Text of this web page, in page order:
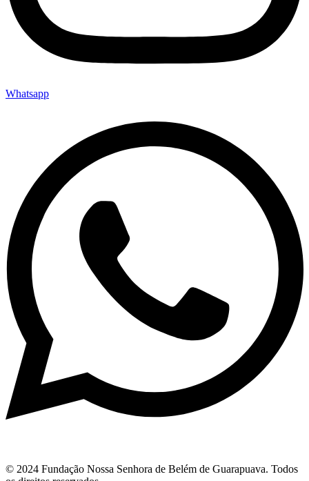
Whatsapp
© 2024 Fundação Nossa Senhora de Belém de Guarapuava. Todos